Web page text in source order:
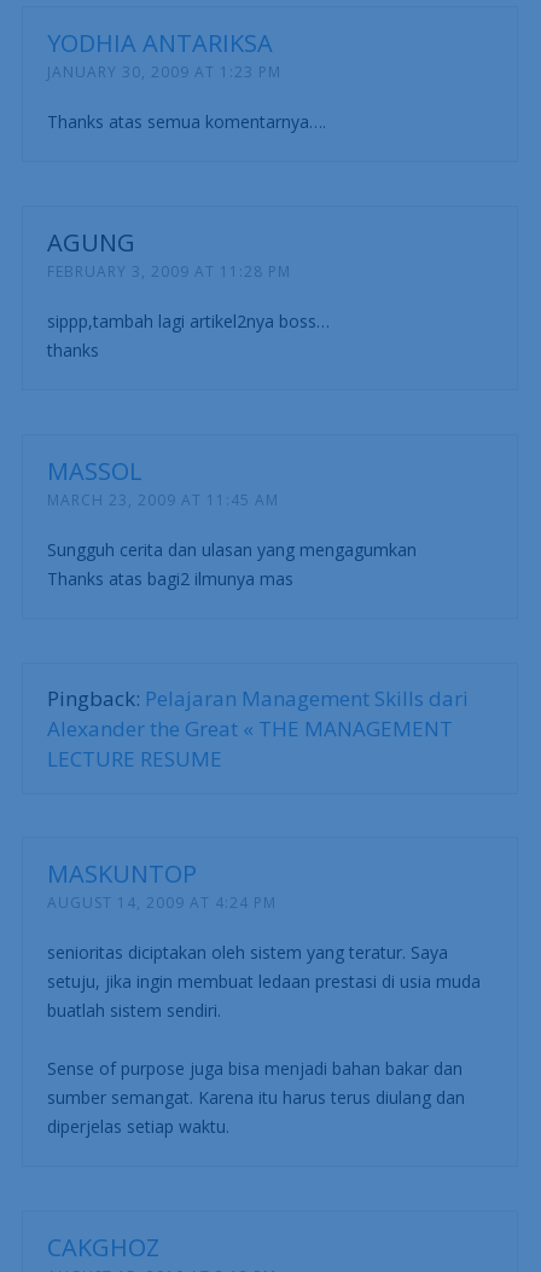
YODHIA ANTARIKSA
JANUARY 30, 2009 AT 1:23 PM
Thanks atas semua komentarnya….
AGUNG
FEBRUARY 3, 2009 AT 11:28 PM
sippp,tambah lagi artikel2nya boss…
thanks
MASSOL
MARCH 23, 2009 AT 11:45 AM
Sungguh cerita dan ulasan yang mengagumkan
Thanks atas bagi2 ilmunya mas
Pingback: Pelajaran Management Skills dari
Alexander the Great « THE MANAGEMENT
LECTURE RESUME
MASKUNTOP
AUGUST 14, 2009 AT 4:24 PM
senioritas diciptakan oleh sistem yang teratur. Saya
setuju, jika ingin membuat ledaan prestasi di usia muda
buatlah sistem sendiri.
Sense of purpose juga bisa menjadi bahan bakar dan
sumber semangat. Karena itu harus terus diulang dan
diperjelas setiap waktu.
CAKGHOZ